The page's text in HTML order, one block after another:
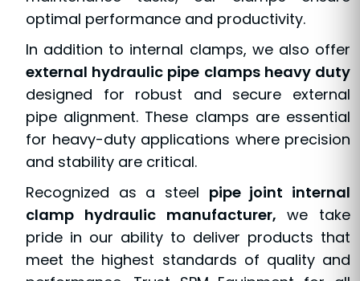
Equipment is committed to delivering
advanced solutions tailored to the unique
needs of our clients. Our hydraulic clamps
are designed for ease of use and efficiency,
making them an indispensable tool for
pipeline projects. Whether it’s for large-scale
infrastructure projects or smaller
maintenance tasks, our clamps ensure
optimal performance and productivity.
In addition to internal clamps, we also offer
external hydraulic pipe clamps heavy duty
designed for robust and secure external